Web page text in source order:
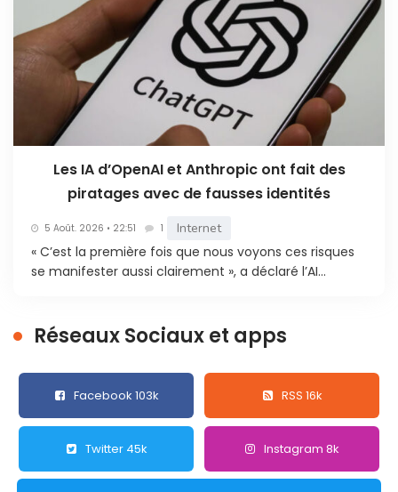
Les IA d’OpenAI et Anthropic ont fait des
piratages avec de fausses identités
5 Août. 2026 • 22:51 1 Internet
« C’est la première fois que nous voyons ces risques
se manifester aussi clairement », a déclaré l’AI...
Réseaux Sociaux et apps
Facebook 103k RSS 16k
Twitter 45k Instagram 8k